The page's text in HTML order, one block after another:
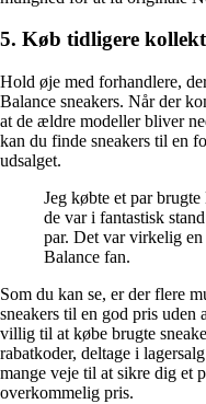
5. Køb tidligere
Hold øje med forhandlere,
Balance sneakers. Når der
at de ældre modeller bliver
kan du finde sneakers til en
udsalget.
Jeg købte et par
de var i fantastisk
par. Det var virkelig
Balance fan.
Som du kan se, er der flere
sneakers til en god pris uden
villig til at købe brugte
rabatkoder, deltage i
mange veje til at sikre dig et
overkommelig pris.